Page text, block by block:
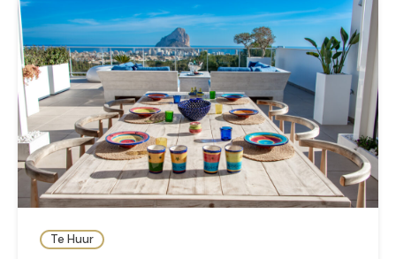
Te Huur